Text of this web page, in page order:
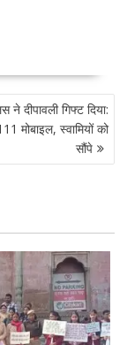
ने दीपावली गिफ्ट दिया:
मोबाइल, स्वामियों को
सौंपे